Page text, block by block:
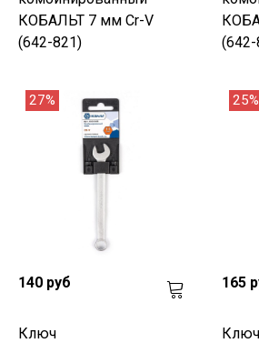
КОБАЛЬТ 7 мм Cr-V
(642-821)
27%
140 руб
Ключ
25%
165
Ключ